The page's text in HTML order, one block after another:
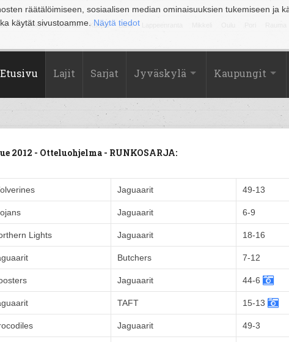
räätälöimiseen, sosiaalisen median ominaisuuksien tukemiseen ja
käytät sivustoamme. Näytä tiedot
Jyväskylä Kouvola Kuopio Lahti
Etusivu Lajit Sarjat Jyväskylä Kaupungit
2012 - Otteluohjelma - RUNKOSARJA:
Jaguaarit 49-13
Jaguaarit 6-9
Lights Jaguaarit 18-16
Butchers 7-12
Jaguaarit 44-6
TAFT 15-13
Jaguaarit 49-3